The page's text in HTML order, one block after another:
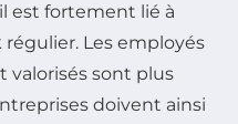
est fortement lié à
régulier. Les employés
valorisés sont plus
doivent ainsi